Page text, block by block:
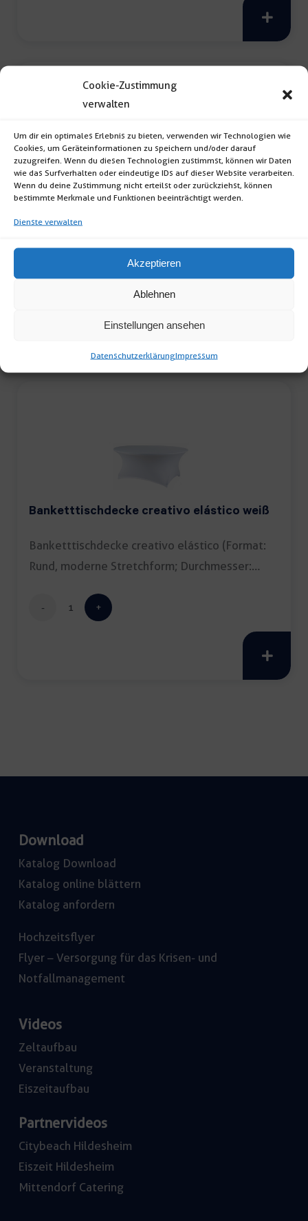
Cookie-Zustimmung
verwalten
Um dir ein optimales Erlebnis zu bieten, verwenden wir Technologien wie
Cookies, um Geräteinformationen zu speichern und/oder darauf
zuzugreifen. Wenn du diesen Technologien zustimmst, können wir Daten
wie das Surfverhalten oder eindeutige IDs auf dieser Website verarbeiten.
Wenn du deine Zustimmung nicht erteilst oder zurückziehst, können
bestimmte Merkmale und Funktionen beeinträchtigt werden.
Dienste verwalten
Akzeptieren
Ablehnen
Einstellungen ansehen
DatenschutzerklärungImpressum
Tischdecke 200x130cm
Tischdecke (Format: rechteckig; Farbe: weiß;
Maße: 200 x 130cm) inkl. […]
200x130cm
Banketttischdecke creativo elástico weiß
Banketttischdecke creativo elástico (Format:
Rund, moderne Stretchform; Durchmesser:
Banketttischdecke
Download
Katalog Download
Katalog online blättern
Katalog anfordern
Hochzeitsflyer
Flyer – Versorgung für das Krisen- und
Notfallmanagement
Videos
Zeltaufbau
Veranstaltung
Eiszeitaufbau
Partnervideos
Citybeach Hildesheim
Eiszeit Hildesheim
Mittendorf Catering